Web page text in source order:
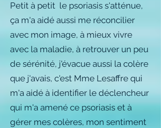
Petit à petit le psoriasis s'atténue,
ça m'a aidé aussi me réconcilier
avec mon image, à mieux vivre
avec la maladie, à retrouver un peu
de sérénité, j'évacue aussi la colère
que j'avais, c'est Mme Lesaffre qui
m'a aidé à identifier le déclencheur
qui m'a amené ce psoriasis et à
gérer mes colères, mon sentiment